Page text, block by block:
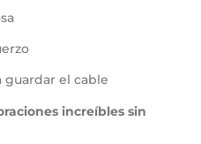
el cable
increíbles sin